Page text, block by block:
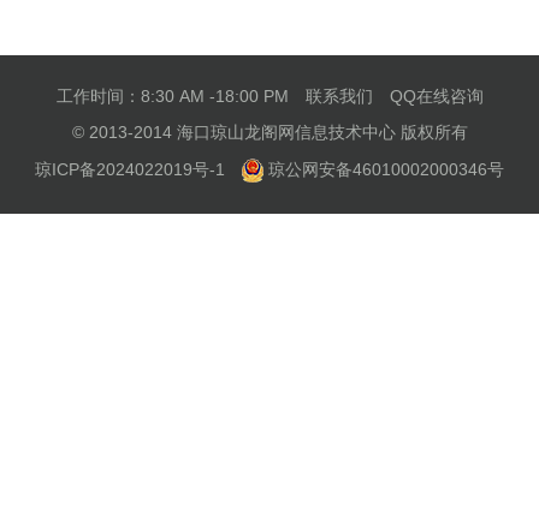
工作时间：8:30 AM -18:00 PM 联系我们
QQ在线咨询
© 2013-2014 海口琼山龙阁网信息技术中心 版权所有
琼ICP备2024022019号-1
琼公网安备46010002000346号